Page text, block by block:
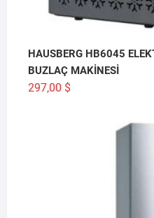
HAUSBERG HB6045
BUZLAÇ MAKİNESİ
297,00 $